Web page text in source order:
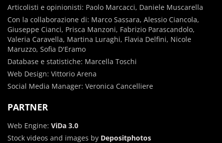
Articolisti e opinionisti: Paolo Marcacci, Daniele Muscarella
Con la collaborazione di: Marco Sassara, Alessio Ciancola,
Giuseppe Cianci, Prisca Manzoni, Fabrizio Parascandolo,
Valeria Caravella, Martina Luraghi, Flavia Delfini, Nicole
Maruzzo, Sofia D'Eramo
Database e statistiche: Marcella Toschi
Web Design: Vittorio Arena
Social Media Manager: Veronica Cancelliere
PARTNER
Web Engine: ViDa 3.0
Stock videos and images by Depositphotos